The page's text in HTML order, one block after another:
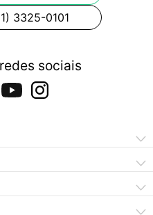
3325-0101
sociais